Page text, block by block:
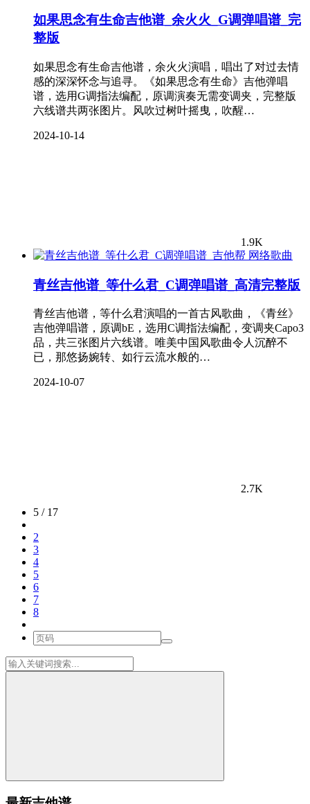
如果思念有生命吉他谱_余火火_G调弹唱谱_完
整版
如果思念有生命吉他谱，余火火演唱，唱出了对过去情
感的深深怀念与追寻。《如果思念有生命》吉他弹唱
谱，选用G调指法编配，原调演奏无需变调夹，完整版
六线谱共两张图片。风吹过树叶摇曳，吹醒…
2024-10-14
1.9K
网络歌曲
青丝吉他谱_等什么君_C调弹唱谱_高清完整版
青丝吉他谱，等什么君演唱的一首古风歌曲，《青丝》
吉他弹唱谱，原调bE，选用C调指法编配，变调夹Capo3
品，共三张图片六线谱。唯美中国风歌曲令人沉醉不
已，那悠扬婉转、如行云流水般的…
2024-10-07
2.7K
5 / 17
2
3
4
5
6
7
8